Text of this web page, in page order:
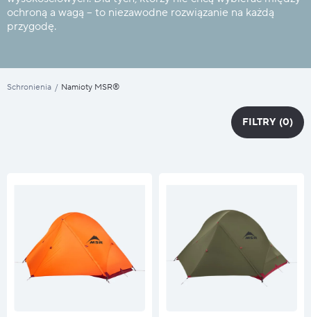
ochroną a wagą – to niezawodne rozwiązanie na każdą
przygodę.
Schronienia / Namioty MSR®
FILTRY
FILTRY
(0)